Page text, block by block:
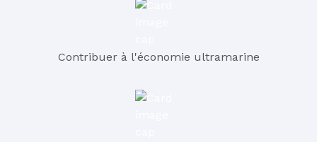
Contribuer à l'économie ultramarine